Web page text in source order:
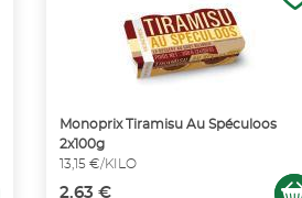
Monoprix Tiramisu Au Spéculoos
2x100g
13,15 €/KILO
2.63 €